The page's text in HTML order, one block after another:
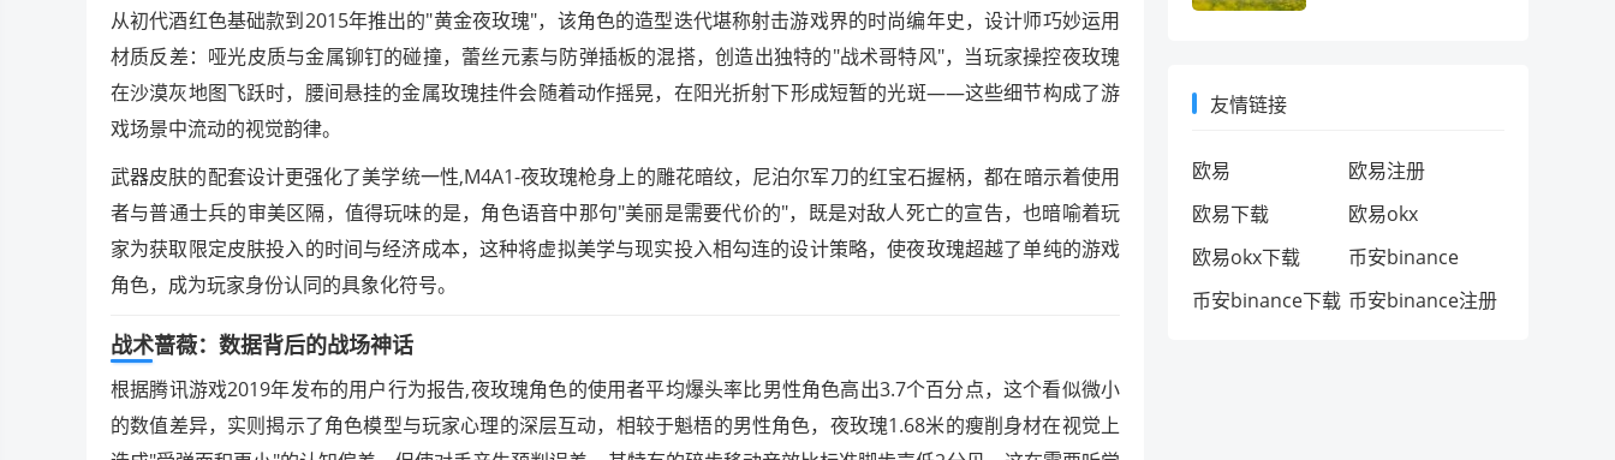
从初代酒红色基础款到2015年推出的"黄金夜玫瑰"，该角色的造型迭代堪称射击游戏界的时尚编年史，设计师巧妙运用
材质反差：哑光皮质与金属铆钉的碰撞，蕾丝元素与防弹插板的混搭，创造出独特的"战术哥特风"，当玩家操控夜玫瑰
在沙漠灰地图飞跃时，腰间悬挂的金属玫瑰挂件会随着动作摇晃，在阳光折射下形成短暂的光斑——这些细节构成了游
戏场景中流动的视觉韵律。
武器皮肤的配套设计更强化了美学统一性,M4A1-夜玫瑰枪身上的雕花暗纹，尼泊尔军刀的红宝石握柄，都在暗示着使用
者与普通士兵的审美区隔，值得玩味的是，角色语音中那句"美丽是需要代价的"，既是对敌人死亡的宣告，也暗喻着玩
家为获取限定皮肤投入的时间与经济成本，这种将虚拟美学与现实投入相勾连的设计策略，使夜玫瑰超越了单纯的游戏
角色，成为玩家身份认同的具象化符号。
战术蔷薇：数据背后的战场神话
根据腾讯游戏2019年发布的用户行为报告,夜玫瑰角色的使用者平均爆头率比男性角色高出3.7个百分点，这个看似微小
的数值差异，实则揭示了角色模型与玩家心理的深层互动，相较于魁梧的男性角色，夜玫瑰1.68米的瘦削身材在视觉上
友情链接
欧易
欧易注册
欧易下载
欧易okx
欧易okx下载
币安binance
币安binance下载 币安binance注册